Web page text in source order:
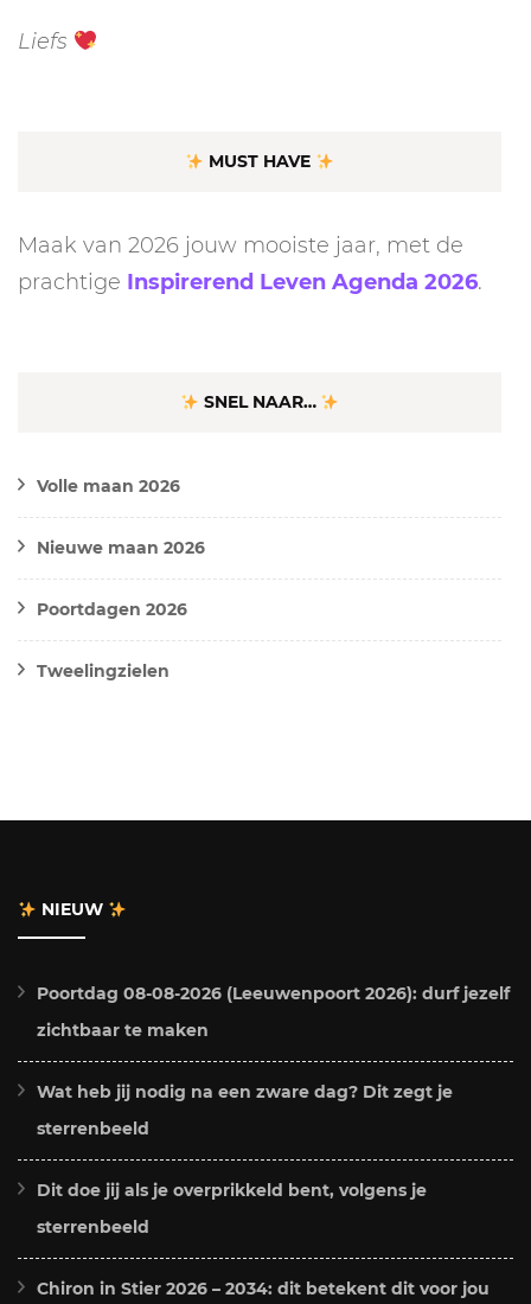
Liefs
MUST HAVE
Maak van 2026 jouw mooiste jaar, met de
prachtige Inspirerend Leven Agenda 2026.
SNEL NAAR…
Volle maan 2026
Nieuwe maan 2026
Poortdagen 2026
Tweelingzielen
NIEUW
Poortdag 08-08-2026 (Leeuwenpoort 2026): durf jezelf
zichtbaar te maken
Wat heb jij nodig na een zware dag? Dit zegt je
sterrenbeeld
Dit doe jij als je overprikkeld bent, volgens je
sterrenbeeld
Chiron in Stier 2026 – 2034: dit betekent dit voor jou